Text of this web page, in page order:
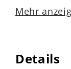
Mehr
Details